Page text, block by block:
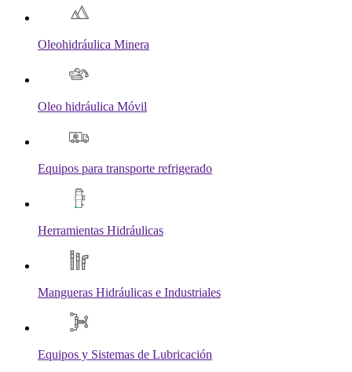
Oleohidráulica Minera
Oleo hidráulica Móvil
Equipos para transporte refrigerado
Herramientas Hidráulicas
Mangueras Hidráulicas e Industriales
Equipos y Sistemas de Lubricación